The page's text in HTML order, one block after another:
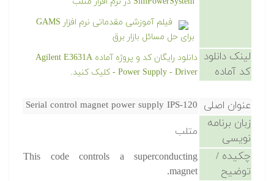
فیلم آموزشی مقدماتی نرم افزار GAMS
برای حل مسائل بازار برق
لینک دانلود
کد آماده
دانلود رایگان کد و پروژه آماده Agilent E3631A
Power Supply - Driver - کلیک کنید.
عنوان اصلی Serial control magnet power supply IPS-120
زبان برنامه
نویسی
متلب
چکیده /
توضیح
This code controls a superconducting
magnet.